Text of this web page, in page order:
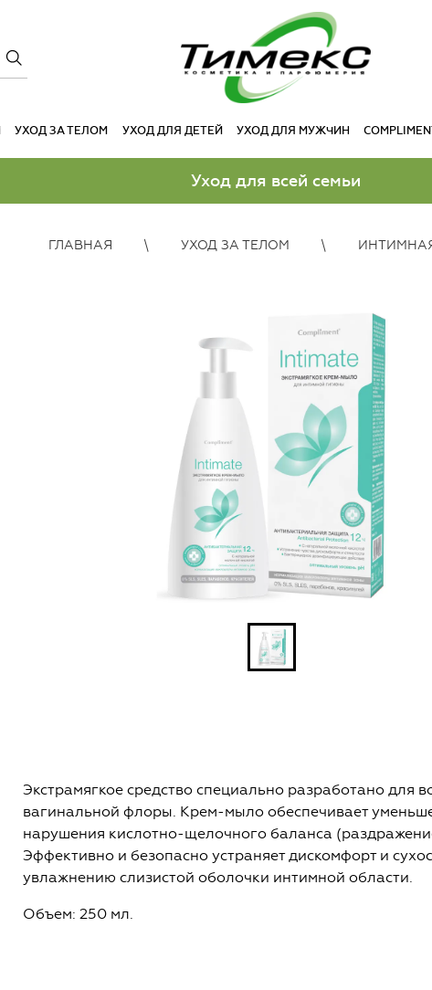
УХОД ЗА ТЕЛОМ УХОД ДЛЯ ДЕТЕЙ УХОД ДЛЯ МУЖЧИН
Уход для всей семьи
ГЛАВНАЯ УХОД ЗА ТЕЛОМ
Экстрамягкое средство специально разработано для
вагинальной флоры. Крем-мыло обеспечивает
нарушения кислотно-щелочного баланса
Эффективно и безопасно устраняет дискомфорт и
увлажнению слизистой оболочки интимной области.
Объем: 250 мл.